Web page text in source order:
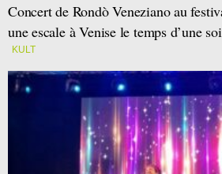
Concert de Rondò Veneziano au
une escale à Venise le temps d’une
KULT